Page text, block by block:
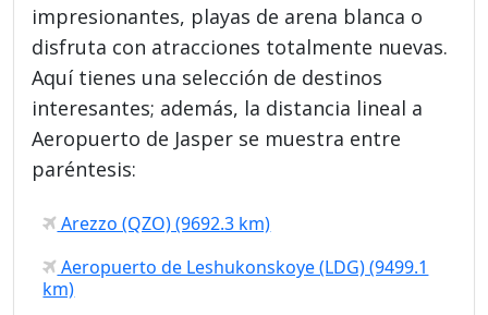
impresionantes, playas de arena blanca o
disfruta con atracciones totalmente nuevas.
Aquí tienes una selección de destinos
interesantes; además, la distancia lineal a
Aeropuerto de Jasper se muestra entre
paréntesis:
Arezzo (QZO) (9692.3 km)
Aeropuerto de Leshukonskoye (LDG) (9499.1
km)